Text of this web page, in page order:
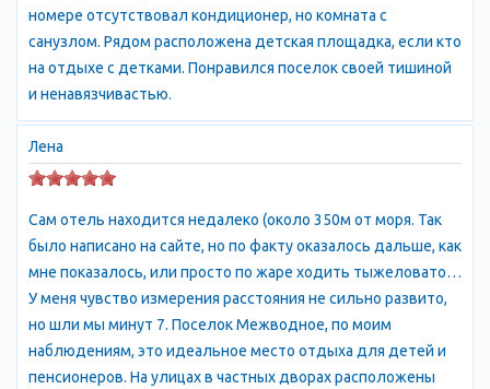
номере отсутствовал кондиционер, но комната с
санузлом. Рядом расположена детская площадка, если кто
на отдыхе с детками. Понравился поселок своей тишиной
и ненавязчивастью.
Лена
Сам отель находится недалеко (около 350м от моря. Так
было написано на сайте, но по факту оказалось дальше, как
мне показалось, или просто по жаре ходить тыжеловато…
У меня чувство измерения расстояния не сильно развито,
но шли мы минут 7. Поселок Межводное, по моим
наблюдениям, это идеальное место отдыха для детей и
пенсионеров. На улицах в частных дворах расположены